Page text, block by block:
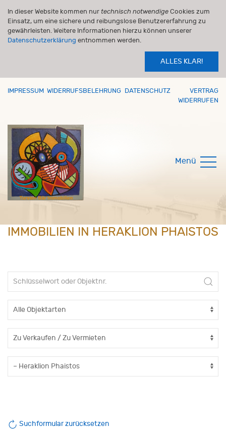
In dieser Website kommen nur technisch notwendige Cookies zum
Einsatz, um eine sichere und reibungslose Benutzererfahrung zu
gewährleisten. Weitere Informationen hierzu können unserer
Datenschutzerklärung entnommen werden.
ALLES KLAR!
IMPRESSUM WIDERRUFSBELEHRUNG DATENSCHUTZ
VERTRAG
WIDERRUFEN
Menü
IMMOBILIEN IN HERAKLION PHAISTOS
Suchformular zurücksetzen